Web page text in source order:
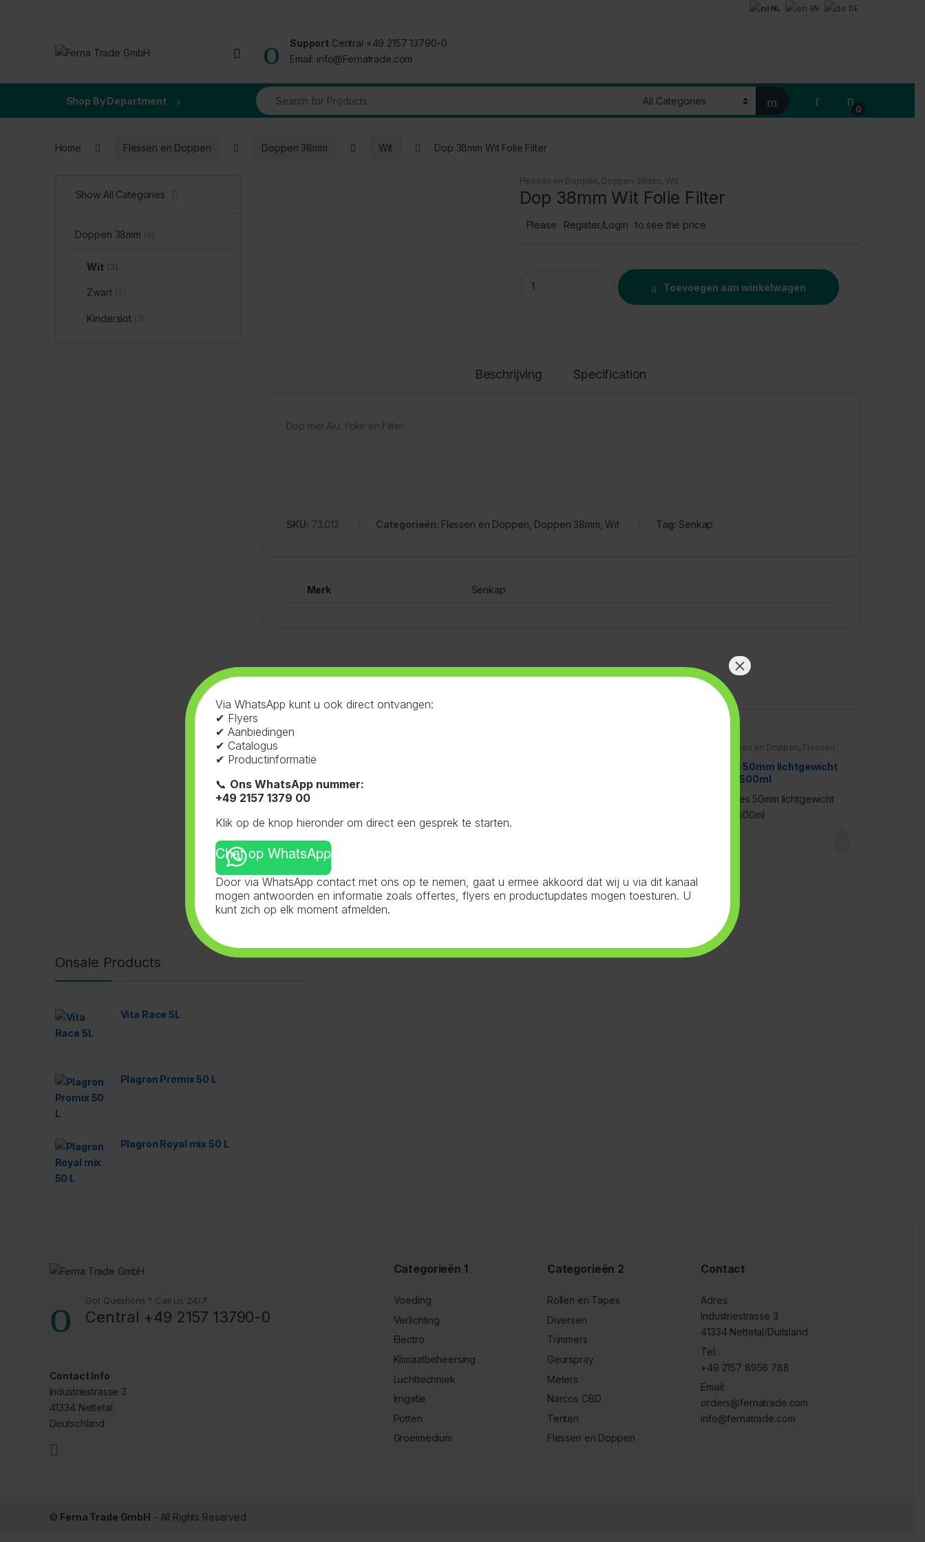
NL EN DE
Open
Support Central +49 2157 13790-0
Email: info@Fernatrade.com
Shop By Department
Search for:
My Account
0
Home Flessen en Doppen Doppen 38mm Wit Dop 38mm Wit Folie Filter
Flessen en Doppen, Doppen 38mm, Wit
Dop 38mm Wit Folie Filter
Please Register/Login to see the price
Dop 38mm Wit Folie Filter quantity
Toevoegen aan winkelwagen
Beschrijving Specification
Dop met Alu. Folie en Filter
SKU: 73.012 Categorieën: Flessen en Doppen, Doppen 38mm,Wit Tag: Senkap
Merk Senkap
Flessen en Doppen
38mm,Wit
Fles 38mm Wit 1L
Flessen en Doppen, Flessen
50mm lichtgewicht
Fles 50mm lichtgewicht
Wit 500ml
Show All Categories
Doppen 38mm
Wit
Zwart
Kinderslot
Onsale Products
Vita Race 5L
Plagron Promix 50 L
Plagron Royal mix 50 L
Got Questions ? Call us 24/7!
Central +49 2157 13790-0
Contact Info
Industriestrasse 3
41334 Nettetal
Deutschland
Categorieën 1
Voeding
Verlichting
Electro
Klimaatbeheersing
Luchttechniek
Irrigatie
Potten
Groeimedium
Categorieën 2
Rollen en Tapes
Diversen
Trimmers
Geurspray
Meters
Narcos CBD
Tenten
Flessen en Doppen
Contact
Adres:
Industriestrasse 3
41334 Nettetal/Duitsland
Tel:
+49 2157 8956 788
Email:
orders@fernatrade.com
info@fernatrade.com
© Ferna Trade GmbH - All Rights Reserved
Via WhatsApp kunt u ook direct ontvangen:
✔ Flyers
✔ Aanbiedingen
✔ Catalogus
✔ Productinformatie
📞 Ons WhatsApp nummer:
+49 2157 1379 00
Klik op de knop hieronder om direct een gesprek te starten.
Chat op WhatsApp
Door via WhatsApp contact met ons op te nemen, gaat u ermee akkoord dat wij u via dit kanaal
mogen antwoorden en informatie zoals offertes, flyers en productupdates mogen toesturen. U
kunt zich op elk moment afmelden.
×